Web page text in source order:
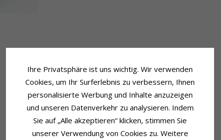
Ihre Privatsphäre ist uns wichtig. Wir verwenden
Cookies, um Ihr Surferlebnis zu verbessern, Ihnen
personalisierte Werbung und Inhalte anzuzeigen
und unseren Datenverkehr zu analysieren. Indem
Sie auf „Alle akzeptieren“ klicken, stimmen Sie
unserer Verwendung von Cookies zu. Weitere